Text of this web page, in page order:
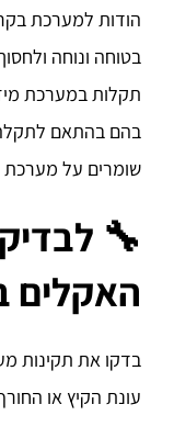
הודות למערכת
בטוחה ונוחה
תקלות במערכת
בהם בהתאם
שומרים על מערכת
🔧
האקלים
בדקו את תקינות
עונת הקיץ או